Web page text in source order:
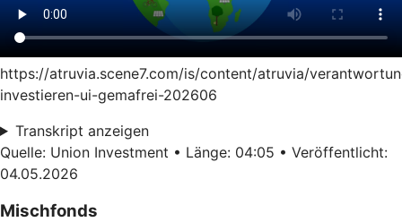
https://atruvia.scene7.com/is/content/atruvia/
investieren-ui-gemafrei-202606
Transkript anzeigen
Quelle: Union Investment • Länge: 04:05 • Veröffentlicht:
04.05.2026
Mischfonds